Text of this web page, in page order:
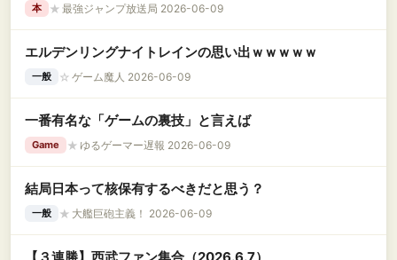
本 ★ 最強ジャンプ放送局 2026-06-09
エルデンリングナイトレインの思い出ｗｗｗｗｗ
一般 ☆ ゲーム魔人 2026-06-09
一番有名な「ゲームの裏技」と言えば
Game ★ ゆるゲーマー遅報 2026-06-09
結局日本って核保有するべきだと思う？
一般 ★ 大艦巨砲主義！ 2026-06-09